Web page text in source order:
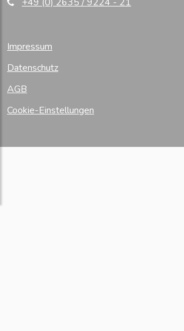
Impressum
Datenschutz
AGB
Cookie-Einstellungen